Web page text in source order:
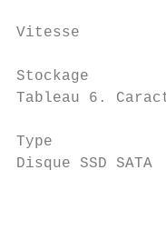
Vitesse
Stockage
Tableau 6.
Type
Disque SSD